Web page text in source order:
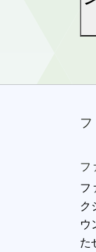
フ
フ
ク
ウ
た